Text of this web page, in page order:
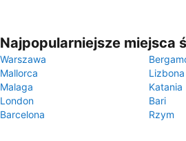
Najpopularniejsze miejsca
Warszawa
Mallorca
Lizbona
Malaga
Katania
London
Bari
Barcelona
Rzym